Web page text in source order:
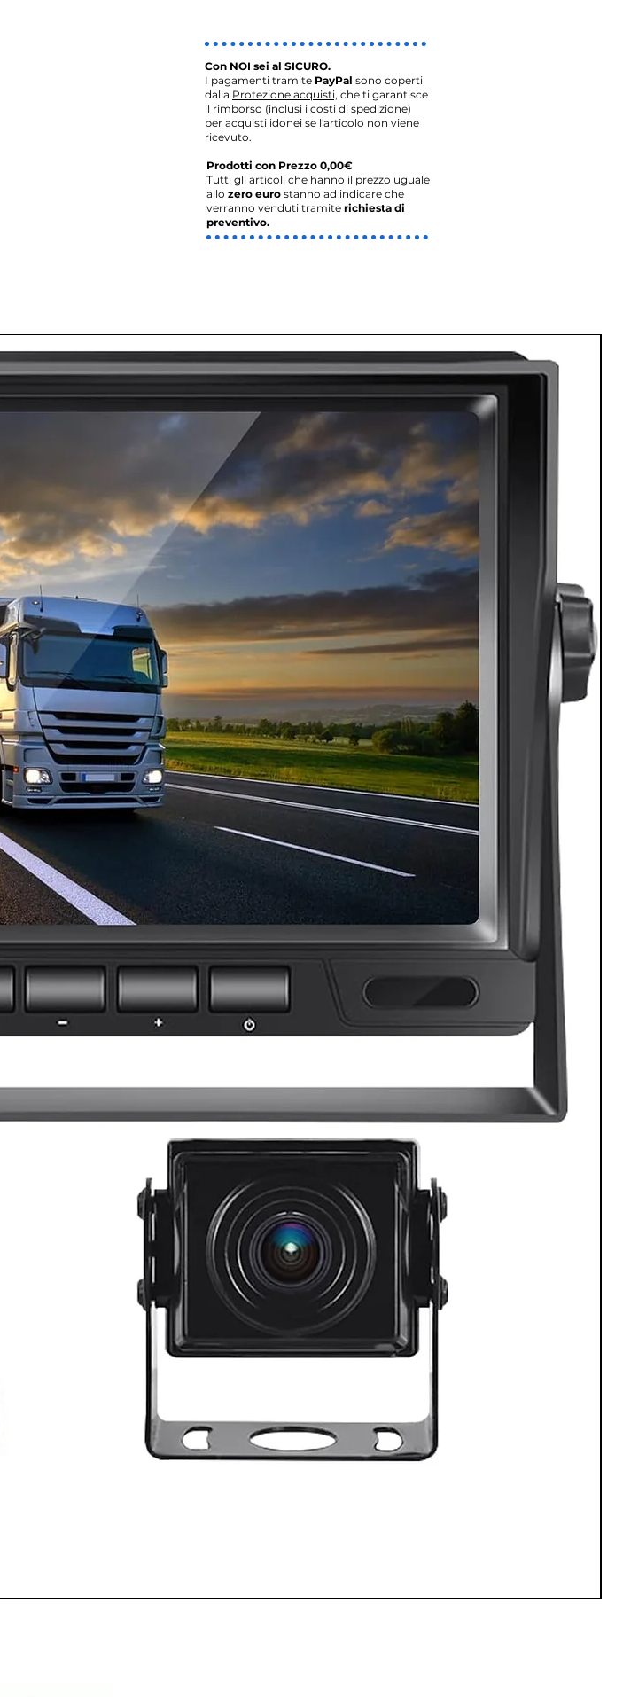
Con NOI sei al SICURO.
I pagamenti tramite PayPal sono coperti
dalla Protezione acquisti, che ti garantisce
il rimborso (inclusi i costi di spedizione)
per acquisti idonei se l'articolo non viene
ricevuto.
Prodotti con Prezzo 0,00€
Tutti gli articoli che hanno il prezzo uguale
allo zero euro stanno ad indicare che
verranno venduti tramite richiesta di
preventivo.